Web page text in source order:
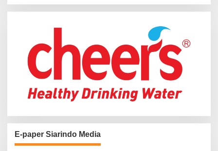
o
E-paper Siarindo Media